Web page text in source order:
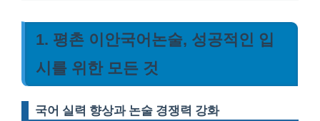
1. 평촌 이안국어논술, 성공적인 입
시를 위한 모든 것
국어 실력 향상과 논술 경쟁력 강화